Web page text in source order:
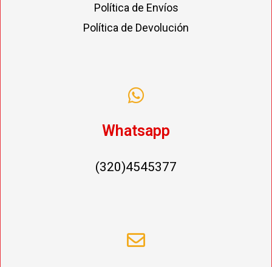
Política de Envíos
Política de Devolución
Whatsapp
(320)4545377